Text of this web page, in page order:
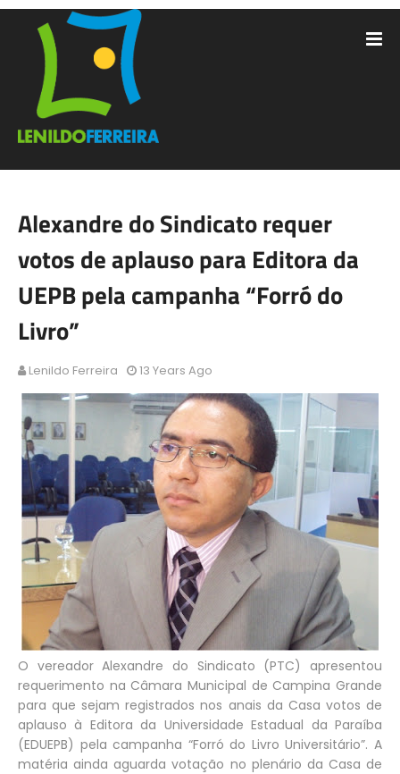
Alexandre do Sindicato requer
votos de aplauso para Editora da
UEPB pela campanha “Forró do
Livro”
Lenildo Ferreira 13 Years Ago
O vereador Alexandre do Sindicato (PTC) apresentou
requerimento na Câmara Municipal de Campina Grande
para que sejam registrados nos anais da Casa votos de
aplauso à Editora da Universidade Estadual da Paraíba
(EDUEPB) pela campanha “Forró do Livro Universitário”. A
matéria ainda aguarda votação no plenário da Casa de